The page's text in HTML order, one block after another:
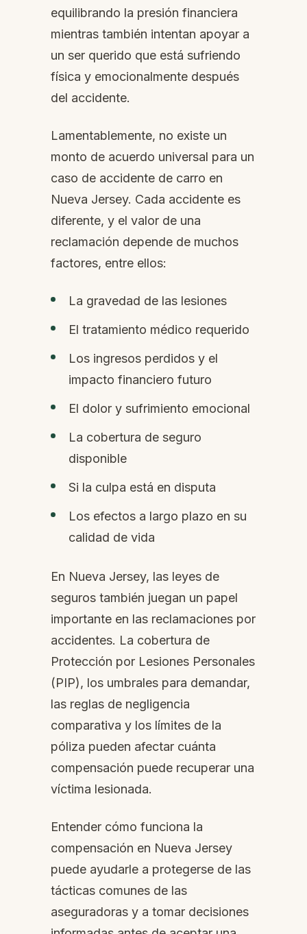
equilibrando la presión financiera
mientras también intentan apoyar a
un ser querido que está sufriendo
física y emocionalmente después
del accidente.
Lamentablemente, no existe un
monto de acuerdo universal para un
caso de accidente de carro en
Nueva Jersey. Cada accidente es
diferente, y el valor de una
reclamación depende de muchos
factores, entre ellos:
La gravedad de las lesiones
El tratamiento médico requerido
Los ingresos perdidos y el
impacto financiero futuro
El dolor y sufrimiento emocional
La cobertura de seguro
disponible
Si la culpa está en disputa
Los efectos a largo plazo en su
calidad de vida
En Nueva Jersey, las leyes de
seguros también juegan un papel
importante en las reclamaciones por
accidentes. La cobertura de
Protección por Lesiones Personales
(PIP), los umbrales para demandar,
las reglas de negligencia
comparativa y los límites de la
póliza pueden afectar cuánta
compensación puede recuperar una
víctima lesionada.
Entender cómo funciona la
compensación en Nueva Jersey
puede ayudarle a protegerse de las
tácticas comunes de las
aseguradoras y a tomar decisiones